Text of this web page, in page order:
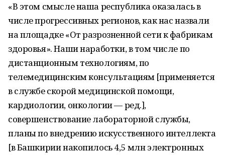
«В этом смысле наша республика оказалась в
числе прогрессивных регионов, как нас назвали
на площадке «От разрозненной сети к фабрикам
здоровья». Наши наработки, в том числе по
дистанционным технологиям, по
телемедицинским консультациям [применяется
в службе скорой медицинской помощи,
кардиологии, онкологии — ред.],
совершенствование лабораторной службы,
планы по внедрению искусственного интеллекта
[в Башкирии накопилось 4,5 млн электронных